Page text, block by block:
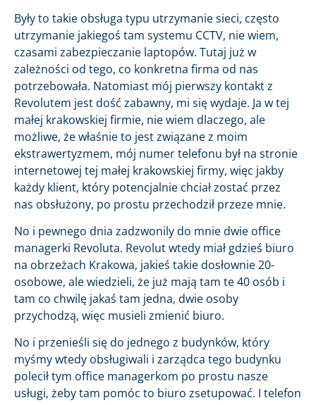
Były to takie obsługa typu utrzymanie sieci, często
utrzymanie jakiegoś tam systemu CCTV, nie wiem,
czasami zabezpieczanie laptopów. Tutaj już w
zależności od tego, co konkretna firma od nas
potrzebowała. Natomiast mój pierwszy kontakt z
Revolutem jest dość zabawny, mi się wydaje. Ja w tej
małej krakowskiej firmie, nie wiem dlaczego, ale
możliwe, że właśnie to jest związane z moim
ekstrawertyzmem, mój numer telefonu był na stronie
internetowej tej małej krakowskiej firmy, więc jakby
każdy klient, który potencjalnie chciał zostać przez
nas obsłużony, po prostu przechodził przeze mnie.
No i pewnego dnia zadzwonily do mnie dwie office
managerki Revoluta. Revolut wtedy miał gdzieś biuro
na obrzeżach Krakowa, jakieś takie dosłownie 20-
osobowe, ale wiedzieli, że już mają tam te 40 osób i
tam co chwilę jakaś tam jedna, dwie osoby
przychodzą, więc musieli zmienić biuro.
No i przenieśli się do jednego z budynków, który
myśmy wtedy obsługiwali i zarządca tego budynku
polecił tym office managerkom po prostu nasze
usługi, żeby tam pomóc to biuro zsetupować. I telefon